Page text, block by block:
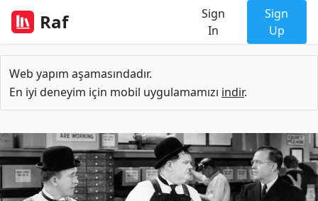
Raf
Sign
In
Sign
Up
Web yapım aşamasındadır.
En iyi deneyim için mobil uygulamamızı indir.